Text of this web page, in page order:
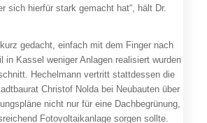
sich hierfür stark gemacht hat“, hält Dr.
gedacht, einfach mit dem Finger nach
in Kassel weniger Anlagen realisiert wurden
Hechelmann vertritt stattdessen die
Christof Nolda bei Neubauten über
nicht nur für eine Dachbegrünung,
Fotovoltaikanlage sorgen sollte.